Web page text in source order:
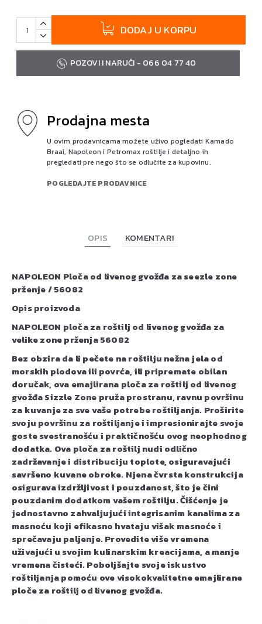
DODAJ U KORPU
POZOVI I NARUČI - 066 04 77 40
Prodajna mesta
U ovim prodavnicama možete uživo pogledati Kamado
Braai, Napoleon i Petromax roštilje i detaljno ih
pregledati pre nego što se odlučite za kupovinu.
POGLEDAJTE PRODAVNICE
OPIS KOMENTARI
NAPOLEON Ploča od livenog gvožđa za seezle zone
prženje / 56082
Opis proizvoda
NAPOLEON ploča za roštilj od livenog gvožđa za
velike zone prženja 56082
Bez obzira da li pečete na roštilju nežna jela od
morskih plodova ili povrća, ili pripremate obilan
doručak, ova emajlirana ploča za roštilj od livenog
gvožđa Sizzle Zone pruža prostranu, ravnu površinu
za kuvanje za sve vaše potrebe roštiljanja. Proširite
svoju površinu za roštiljanje i impresionirajte svoje
goste svestranošću i praktičnošću ovog neophodnog
dodatka. Ova ploča za roštilj nudi odlično
zadržavanje i distribuciju toplote, osiguravajući
savršeno kuvane obroke. Njena čvrsta konstrukcija
osigurava izdržljivost i pouzdanost, što je čini
pouzdanim dodatkom vašem roštilju. Čišćenje je
jednostavno zahvaljujući integrisanim kanalima za
masnoću koji efikasno hvataju višak masnoće i
sprečavaju paljenje. Provedite više vremena
uživajući u svojim kulinarskim kreacijama, a manje
vremena čisteći. Poboljšajte svoje iskustvo
roštiljanja pomoću ove visokokvalitetne emajlirane
ploče za roštilj od livenog gvožđa.